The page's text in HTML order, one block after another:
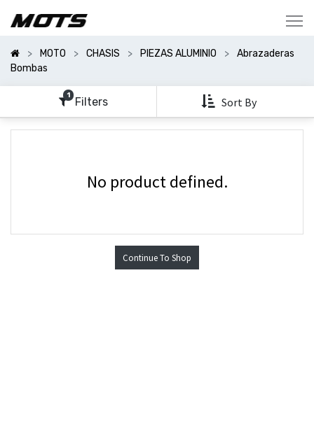
MOTO CHASIS PIEZAS ALUMINIO
Abrazaderas
Bombas
1 Filters Sort By
Categorías
Mostrar
Opciones
No product defined.
Continue To Shop